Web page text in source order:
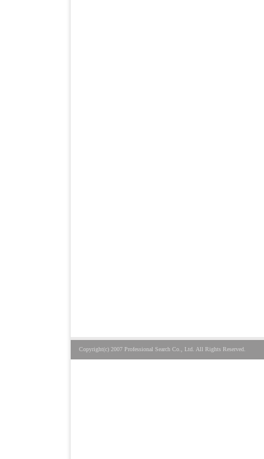
Copyright(c) 2007 Professional Search Co., Ltd. All Rights Reserved.